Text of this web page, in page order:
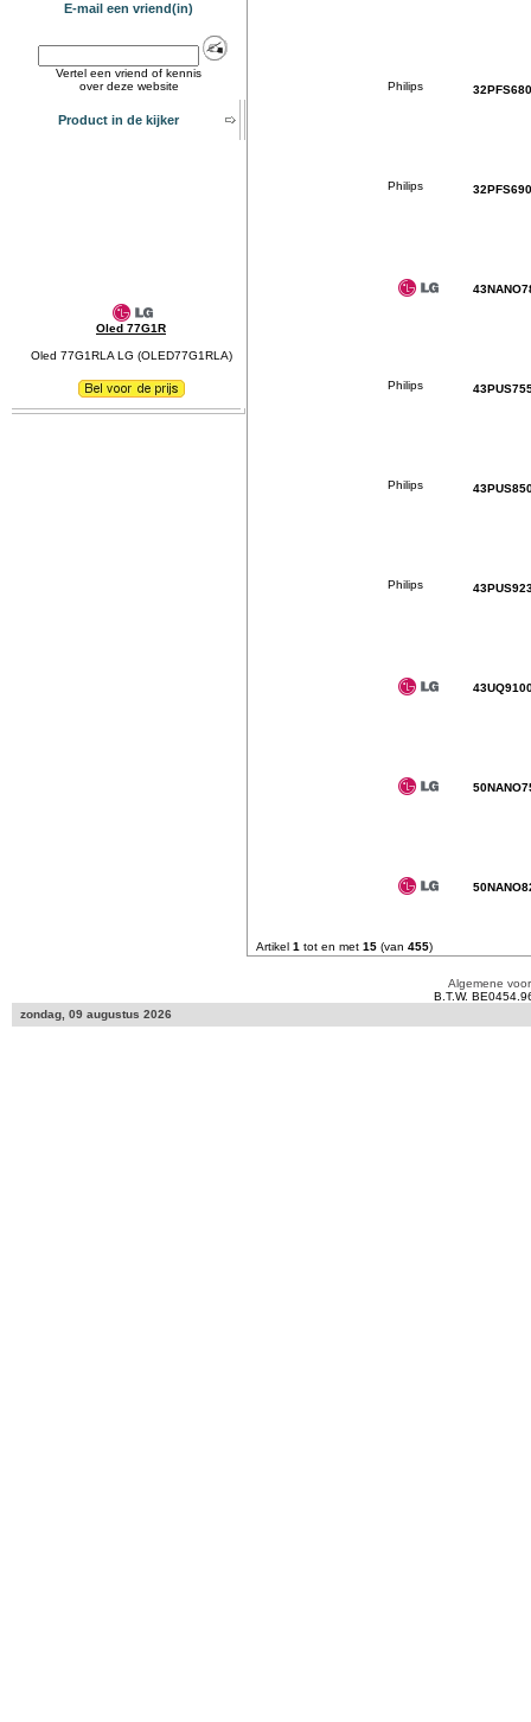
E-mail een vriend(in)
Vertel een vriend of kennis
over deze website
Product in de kijker
Oled 77G1R
Oled 77G1RLA LG (OLED77G1RLA)
Artikel 1 tot en met 15 (van 455)
Algemene
B.T.W.
zondag, 09 augustus 2026